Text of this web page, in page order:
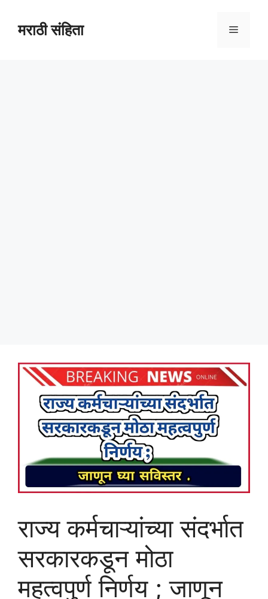
contentमराठी संहिता Menu
राज्य कर्मचाऱ्यांच्या संदर्भात
सरकारकडून मोठा
महत्वपुर्ण निर्णय ; जाणून